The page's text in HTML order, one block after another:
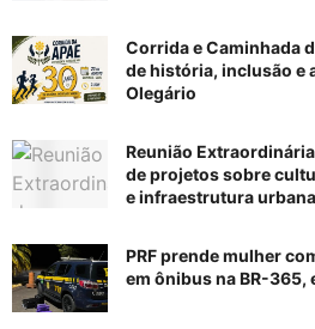
Corrida e Caminhada
de história, inclusão e
Olegário
Reunião
de projetos sobre
e infraestrutura urbana
PRF prende mulher
em ônibus na BR-365,